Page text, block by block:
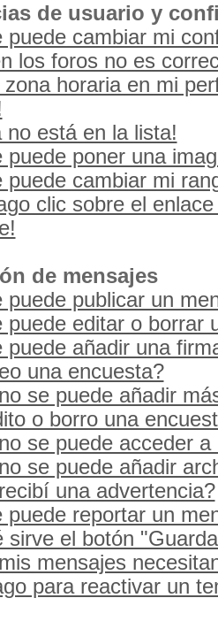
de usuario y
puede cambiar mi
los foros no es
horaria en mi
no está en la lista!
puede poner una
puede cambiar mi
clic sobre el
de mensajes
puede publicar un
puede editar o borrar
puede añadir una
una encuesta?
se puede añadir
o borro una
se puede acceder a
se puede añadir
una advertencia?
puede reportar un
sirve el botón
mensajes
para reactivar un